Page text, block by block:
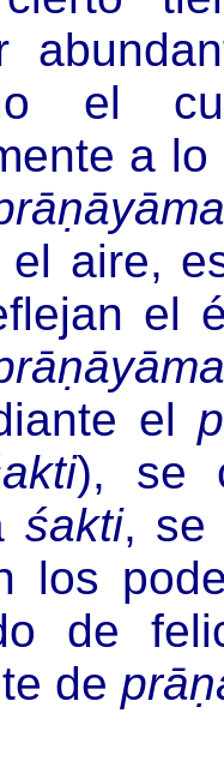
el
a
aire,
el
el
), se
śakti, se
los
de
de